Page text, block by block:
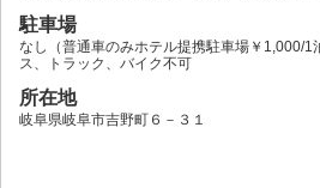
駐車場
なし（普通車のみホテル提携駐車場￥1,000/
ス、トラック、バイク不可
所在地
岐阜県岐阜市吉野町６－３１